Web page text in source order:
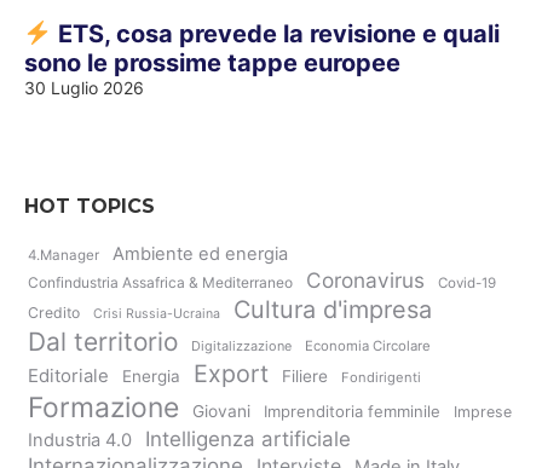
ETS, cosa prevede la revisione e quali
sono le prossime tappe europee
30 Luglio 2026
HOT TOPICS
4.Manager Ambiente ed energia
Confindustria Assafrica & Mediterraneo Coronavirus Covid-19
Credito Crisi Russia-Ucraina Cultura d'impresa
Dal territorio Digitalizzazione Economia Circolare
Editoriale Energia Export Filiere Fondirigenti
Formazione Giovani Imprenditoria femminile Imprese
Industria 4.0
Intelligenza artificiale